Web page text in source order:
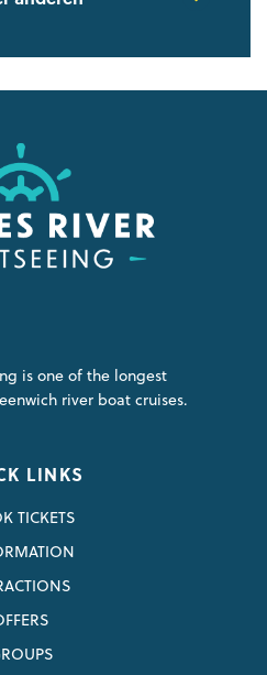
is one of the longest
river boat cruises.
LINKS
TICKETS